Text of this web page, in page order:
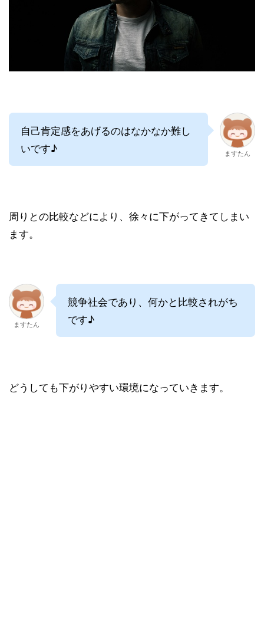
自己肯定感をあげるのはなかなか難し
いです♪
ますたん
周りとの比較などにより、徐々に下がってきてしまい
ます。
ますたん
競争社会であり、何かと比較されがち
です♪
どうしても下がりやすい環境になっていきます。